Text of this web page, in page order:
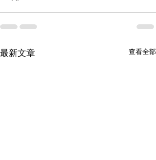
最新文章 查看全部